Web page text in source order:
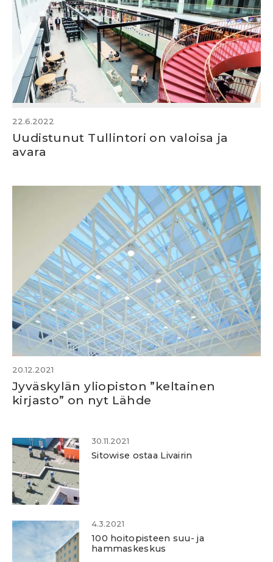
22.6.2022
Uudistunut Tullintori on valoisa ja
avara
20.12.2021
Jyväskylän yliopiston ”keltainen
kirjasto” on nyt Lähde
30.11.2021
Sitowise ostaa Livairin
4.3.2021
100 hoitopisteen suu- ja
hammaskeskus